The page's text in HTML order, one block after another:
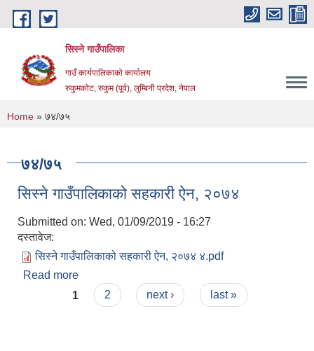
Skip to main content
सिस्ने गाउँपालिका
गाउँ कार्यपालिकाको कार्यालय
रुकुमकोट, रुकुम (पूर्व), लुम्बिनी प्रदेश, नेपाल
You are here
Home » ७४/७५
७४/७५
सिस्ने गाउँपालिकाको सहकारी ऐन, २०७४
Submitted on: Wed, 01/09/2019 - 16:27
दस्तावेज:
सिस्ने गाउँपालिकाको सहकारी ऐन, २०७४ ४.pdf
Read more
Pages
1 2 next › last »